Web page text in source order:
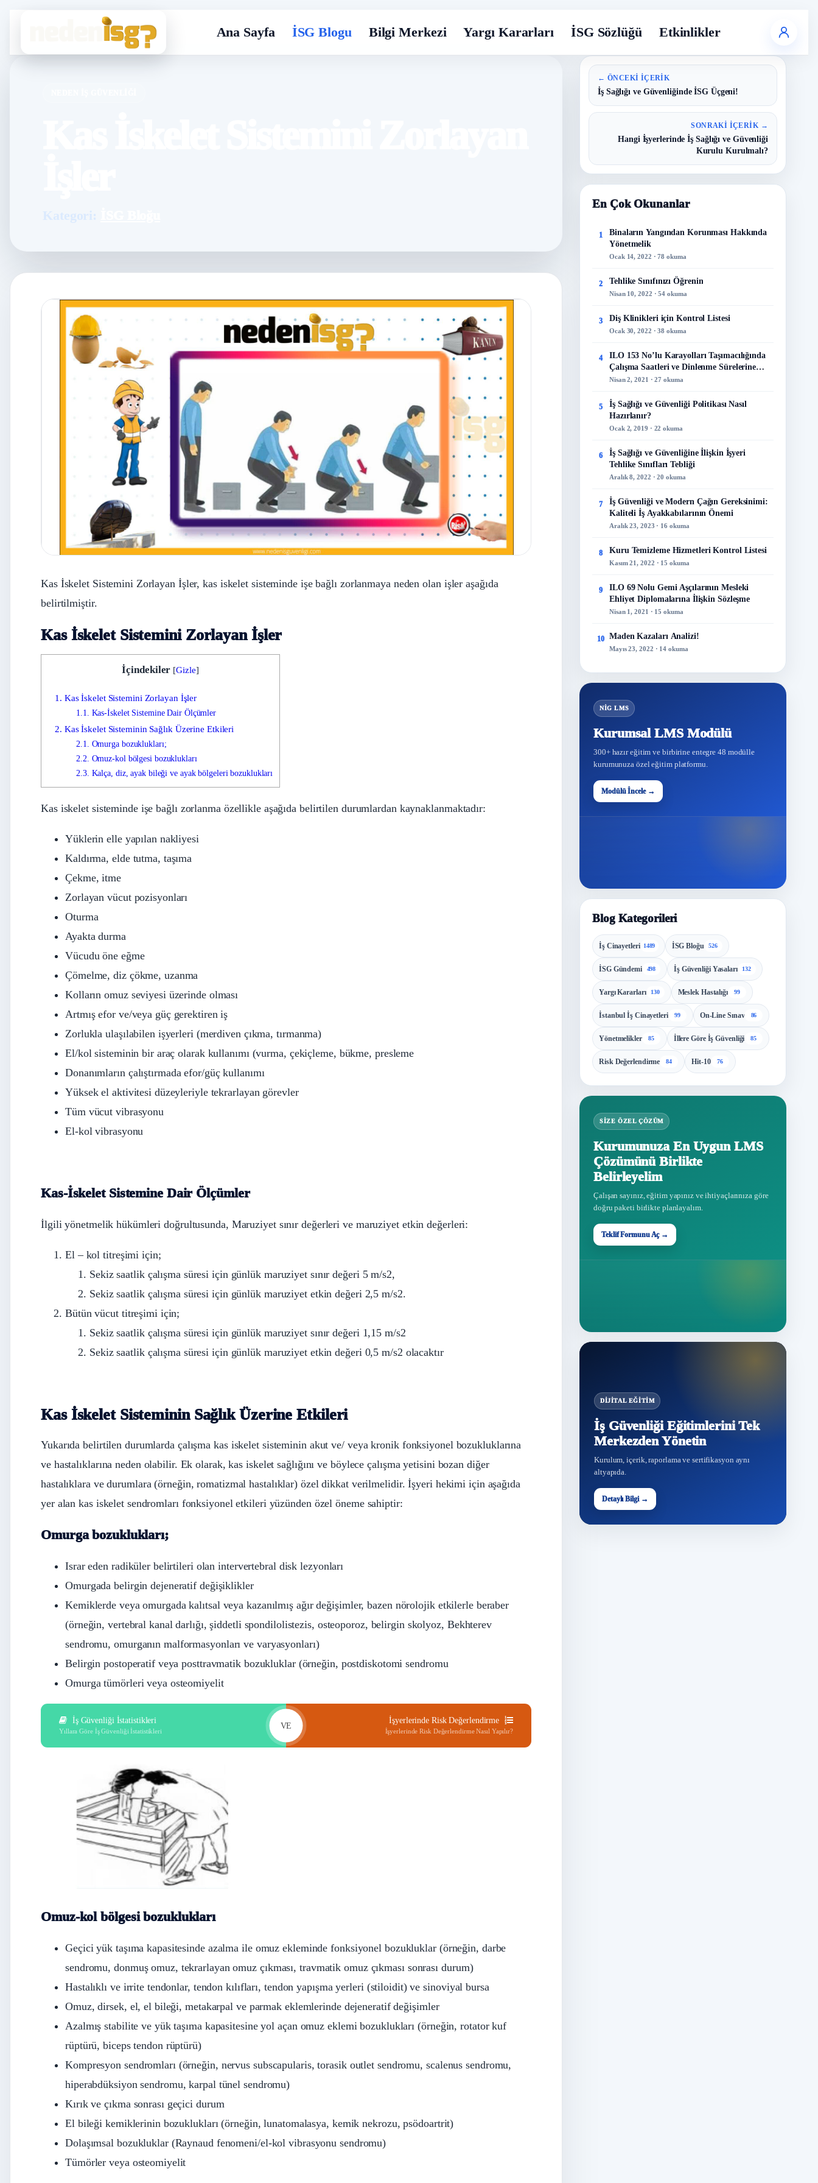
Ana Sayfa İSG Blogu Bilgi Merkezi Yargı Kararları İSG Sözlüğü Etkinlikler
Kategori:
Kas İskelet Sistemini Zorlayan İşler, kas iskelet sisteminde işe bağlı zorlanmaya neden olan işler aşağıda
belirtilmiştir.
Kas İskelet Sistemini Zorlayan İşler
İçindekiler [Gizle]
1. Kas İskelet Sistemini Zorlayan İşler
1.1. Kas-İskelet Sistemine Dair Ölçümler
2. Kas İskelet Sisteminin Sağlık Üzerine Etkileri
2.1. Omurga bozuklukları;
2.2. Omuz-kol bölgesi bozuklukları
2.3. Kalça, diz, ayak bileği ve ayak bölgeleri bozuklukları
Kas iskelet sisteminde işe bağlı zorlanma özellikle aşağıda belirtilen durumlardan kaynaklanmaktadır:
Yüklerin elle yapılan nakliyesi
Kaldırma, elde tutma, taşıma
Çekme, itme
Zorlayan vücut pozisyonları
Oturma
Ayakta durma
Vücudu öne eğme
Çömelme, diz çökme, uzanma
Kolların omuz seviyesi üzerinde olması
Artmış efor ve/veya güç gerektiren iş
Zorlukla ulaşılabilen işyerleri (merdiven çıkma, tırmanma)
El/kol sisteminin bir araç olarak kullanımı (vurma, çekiçleme, bükme, presleme
Donanımların çalıştırmada efor/güç kullanımı
Yüksek el aktivitesi düzeyleriyle tekrarlayan görevler
Tüm vücut vibrasyonu
El-kol vibrasyonu
Kas-İskelet Sistemine Dair Ölçümler
İlgili yönetmelik hükümleri doğrultusunda, Maruziyet sınır değerleri ve maruziyet etkin değerleri:
El – kol titreşimi için;
Sekiz saatlik çalışma süresi için günlük maruziyet sınır değeri 5 m/s2,
Sekiz saatlik çalışma süresi için günlük maruziyet etkin değeri 2,5 m/s2.
Bütün vücut titreşimi için;
Sekiz saatlik çalışma süresi için günlük maruziyet sınır değeri 1,15 m/s2
Sekiz saatlik çalışma süresi için günlük maruziyet etkin değeri 0,5 m/s2 olacaktır
Kas İskelet Sisteminin Sağlık Üzerine Etkileri
Yukarıda belirtilen durumlarda çalışma kas iskelet sisteminin akut ve/ veya kronik fonksiyonel bozukluklarına
ve hastalıklarına neden olabilir. Ek olarak, kas iskelet sağlığını ve böylece çalışma yetisini bozan diğer
hastalıklara ve durumlara (örneğin, romatizmal hastalıklar) özel dikkat verilmelidir. İşyeri hekimi için aşağıda
yer alan kas iskelet sendromları fonksiyonel etkileri yüzünden özel öneme sahiptir:
Omurga bozuklukları;
Israr eden radiküler belirtileri olan intervertebral disk lezyonları
Omurgada belirgin dejeneratif değişiklikler
Kemiklerde veya omurgada kalıtsal veya kazanılmış ağır değişimler, bazen nörolojik etkilerle beraber
(örneğin, vertebral kanal darlığı, şiddetli spondilolistezis, osteoporoz, belirgin skolyoz, Bekhterev
sendromu, omurganın malformasyonları ve varyasyonları)
Belirgin postoperatif veya posttravmatik bozukluklar (örneğin, postdiskotomi sendromu
Omurga tümörleri veya osteomiyelit
İş Güvenliği İstatistikleri
Yıllara Göre İş Güvenliği İstatistikleri
VE
İşyerlerinde Risk Değerlendirme
İşyerlerinde Risk Değerlendirme Nasıl Yapılır?
Omuz-kol bölgesi bozuklukları
Geçici yük taşıma kapasitesinde azalma ile omuz ekleminde fonksiyonel bozukluklar (örneğin, darbe
sendromu, donmuş omuz, tekrarlayan omuz çıkması, travmatik omuz çıkması sonrası durum)
Hastalıklı ve irrite tendonlar, tendon kılıfları, tendon yapışma yerleri (stiloidit) ve sinoviyal bursa
Omuz, dirsek, el, el bileği, metakarpal ve parmak eklemlerinde dejeneratif değişimler
Azalmış stabilite ve yük taşıma kapasitesine yol açan omuz eklemi bozuklukları (örneğin, rotator kuf
rüptürü, biceps tendon rüptürü)
Kompresyon sendromları (örneğin, nervus subscapularis, torasik outlet sendromu, scalenus sendromu,
hiperabdüksiyon sendromu, karpal tünel sendromu)
Kırık ve çıkma sonrası geçici durum
El bileği kemiklerinin bozuklukları (örneğin, lunatomalasya, kemik nekrozu, psödoartrit)
Dolaşımsal bozukluklar (Raynaud fenomeni/el-kol vibrasyonu sendromu)
Tümörler veya osteomiyelit
← ÖNCEKI İÇERIK
İş Sağlığı ve Güvenliğinde İSG Üçgeni!
SONRAKI İÇERIK →
Hangi İşyerlerinde İş Sağlığı ve Güvenliği
Kurulu Kurulmalı?
En Çok Okunanlar
1
Binaların Yangından Korunması Hakkında
Yönetmelik
Ocak 14, 2022 · 78 okuma
2 Tehlike Sınıfınızı Öğrenin
Nisan 10, 2022 · 54 okuma
3 Diş Klinikleri için Kontrol Listesi
Ocak 30, 2022 · 38 okuma
4
ILO 153 No’lu Karayolları Taşımacılığında
Çalışma Saatleri ve Dinlenme Sürelerine
İlişkin Sözleşme
Nisan 2, 2021 · 27 okuma
5
İş Sağlığı ve Güvenliği Politikası Nasıl
Hazırlanır?
Ocak 2, 2019 · 22 okuma
6
İş Sağlığı ve Güvenliğine İlişkin İşyeri
Tehlike Sınıfları Tebliği
Aralık 8, 2022 · 20 okuma
7
İş Güvenliği ve Modern Çağın Gereksinimi:
Kaliteli İş Ayakkabılarının Önemi
Aralık 23, 2023 · 16 okuma
8 Kuru Temizleme Hizmetleri Kontrol Listesi
Kasım 21, 2022 · 15 okuma
9
ILO 69 Nolu Gemi Aşçılarının Mesleki
Ehliyet Diplomalarına İlişkin Sözleşme
Nisan 1, 2021 · 15 okuma
10 Maden Kazaları Analizi!
Mayıs 23, 2022 · 14 okuma
NİG LMS
Kurumsal LMS Modülü
300+ hazır eğitim ve birbirine entegre 48 modülle
kurumunuza özel eğitim platformu.
Modülü İncele →
48
Modül
Blog Kategorileri
İş Cinayetleri 1489 İSG Bloğu 526
İSG Gündemi 498 İş Güvenliği Yasaları 132
Yargı Kararları 130 Meslek Hastalığı 99
İstanbul İş Cinayetleri 99 On-Line Sınav 86
Yönetmelikler 85 İllere Göre İş Güvenliği 85
Risk Değerlendirme 84 Hit-10 76
SIZE ÖZEL ÇÖZÜM
Kurumunuza En Uygun LMS
Çözümünü Birlikte
Belirleyelim
Çalışan sayınız, eğitim yapınız ve ihtiyaçlarınıza göre
doğru paketi birlikte planlayalım.
Teklif Formunu Aç →
Teklif
DIJITAL EĞITIM
İş Güvenliği Eğitimlerini Tek
Merkezden Yönetin
Kurulum, içerik, raporlama ve sertifikasyon aynı
altyapıda.
Detaylı Bilgi →